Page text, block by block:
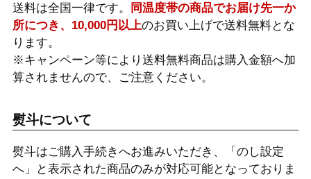
送料は全国一律です。
同温度帯の商品でお届け先一か
所につき、10,000円以上のお買い上げで送料無料とな
ります。
※キャンペーン等により送料無料商品は購入金額へ加
算されませんので、ご注意ください。
熨斗について
熨斗はご購入手続きへお進みいただき、「のし設定
へ」と表示された商品のみが対応可能となっておりま